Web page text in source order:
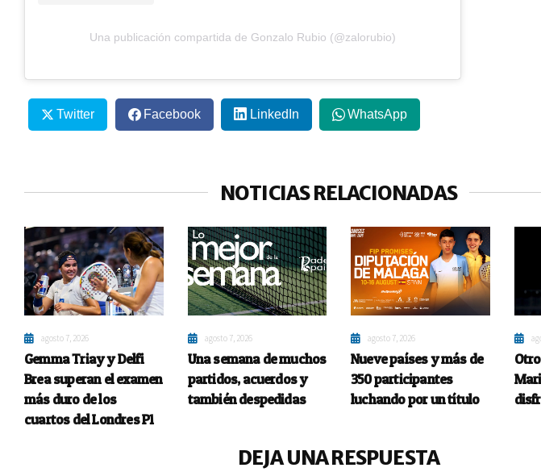
Una publicación compartida de Gonzalo Rubio (@zalorubio)
Twitter Facebook LinkedIn WhatsApp
NOTICIAS RELACIONADAS
agosto 7, 2026
Gemma Triay y Delfi
Brea superan el examen
más duro de los
cuartos del Londres P1
agosto 7, 2026
Una semana de muchos
partidos, acuerdos y
también despedidas
agosto 7, 2026
Nueve países y más de
350 participantes
luchando por un título
DEJA UNA RESPUESTA